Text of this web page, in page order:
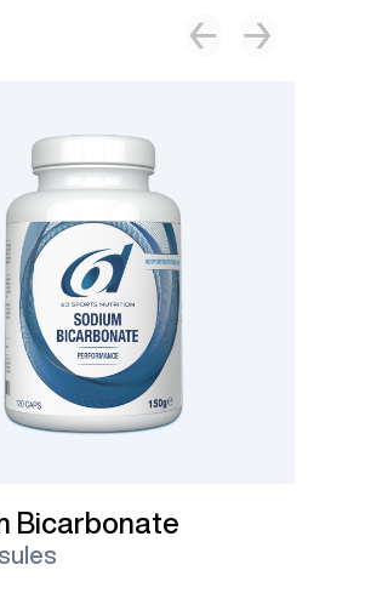
← →
Bicarbonate